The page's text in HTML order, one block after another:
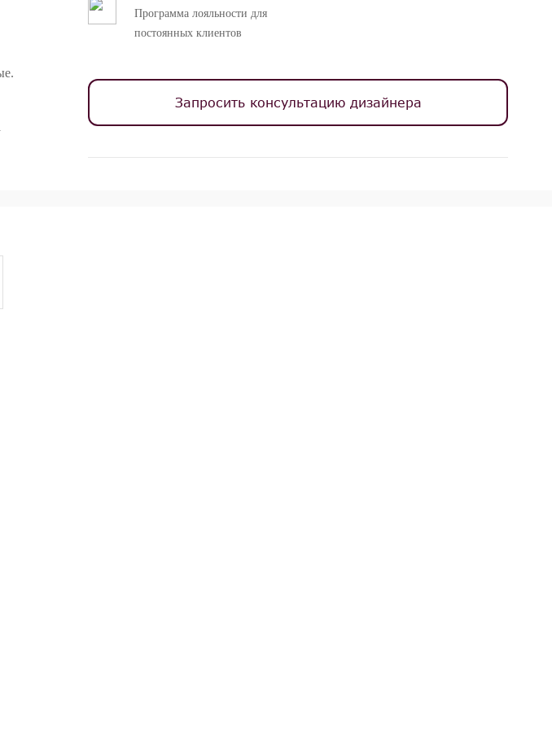
Программа лояльности для
постоянных клиентов
Запросить консультацию дизайнера